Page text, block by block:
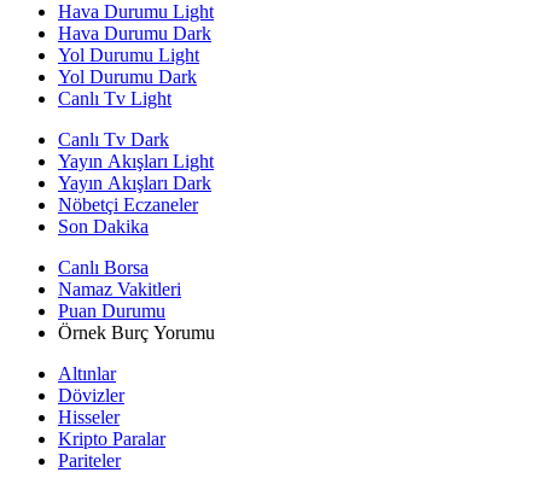
Hava Durumu Light
Hava Durumu Dark
Yol Durumu Light
Yol Durumu Dark
Canlı Tv Light
Canlı Tv Dark
Yayın Akışları Light
Yayın Akışları Dark
Nöbetçi Eczaneler
Son Dakika
Canlı Borsa
Namaz Vakitleri
Puan Durumu
Örnek Burç Yorumu
Altınlar
Dövizler
Hisseler
Kripto Paralar
Pariteler